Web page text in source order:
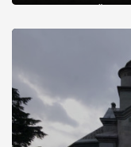
диктувати свої
Херсонесі
А потім було